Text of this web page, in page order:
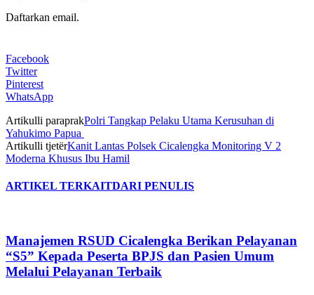
Daftarkan email.
Facebook
Twitter
Pinterest
WhatsApp
Artikulli paraprakPolri Tangkap Pelaku Utama Kerusuhan di
Yahukimo Papua
Artikulli tjetërKanit Lantas Polsek Cicalengka Monitoring V 2
Moderna Khusus Ibu Hamil
ARTIKEL TERKAITDARI PENULIS
Manajemen RSUD Cicalengka Berikan Pelayanan
“S5” Kepada Peserta BPJS dan Pasien Umum
Melalui Pelayanan Terbaik